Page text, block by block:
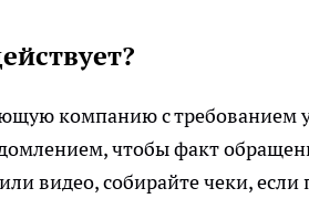
компанию с требованием
чтобы факт
видео, собирайте чеки,